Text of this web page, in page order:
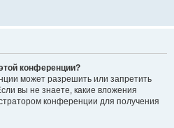
конференции?
может разрешить или запретить
вы не знаете, какие вложения
конференции для получения